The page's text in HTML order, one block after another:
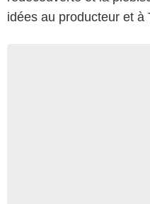
idées au producteur et à